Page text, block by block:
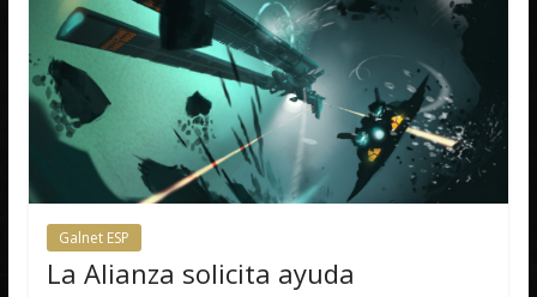
Galnet ESP
La Alianza solicita ayuda